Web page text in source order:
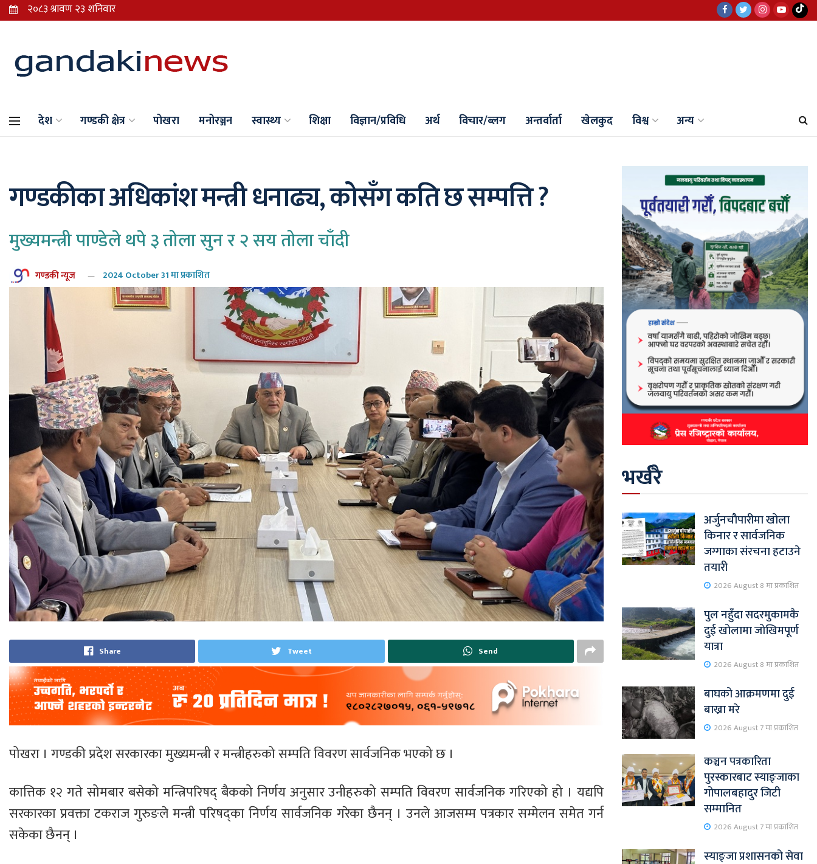
देश गण्डकी क्षेत्र पोखरा मनोरञ्जन स्वास्थ्य शिक्षा विज्ञान/प्रविधि अर्थ विचार/ब्लग अन्तर्वार्ता खेलकुद विश्व अन्य
गण्डकीका अधिकांश मन्त्री धनाढ्य, कोसँग कति छ सम्पत्ति ?
मुख्यमन्त्री पाण्डेले थपे ३ तोला सुन र २ सय तोला चाँदी
गण्डकी न्यूज 2024 October 31 मा प्रकाशित
Share Tweet Send
पोखरा । गण्डकी प्रदेश सरकारका मुख्यमन्त्री र मन्त्रीहरुको सम्पति विवरण सार्वजनिक भएको छ ।
कात्तिक १२ गते सोमबार बसेको मन्त्रिपरिषद् बैकको निर्णय अनुसार उनीहरुको सम्पति विवरण सार्वजनिक गरिएको हो । यद्यपि
सरकारका प्रवक्ता टकराज गुरुङले मन्त्री परिषद्का निर्णय सार्वजनिक गरेका छैनन् । उनले आजसम्म पत्रकार सम्मेलन समेत गर्न
सकेका छैनन् ।
भर्खरै
अर्जुनचौपारीमा खोला
किनार र सार्वजनिक
जग्गाका संरचना हटाउने
तयारी
2026 August 8 मा प्रकाशित
पुल नहुँदा सदरमुकामकै
दुई खोलामा जोखिमपूर्ण
यात्रा
2026 August 8 मा प्रकाशित
बाघको आक्रमणमा दुई
बाख्रा मरे
2026 August 7 मा प्रकाशित
कञ्चन पत्रकारिता
पुरस्कारबाट स्याङ्जाका
गोपालबहादुर जिटी
सम्मानित
2026 August 7 मा प्रकाशित
स्याङ्जा प्रशासनको सेवा